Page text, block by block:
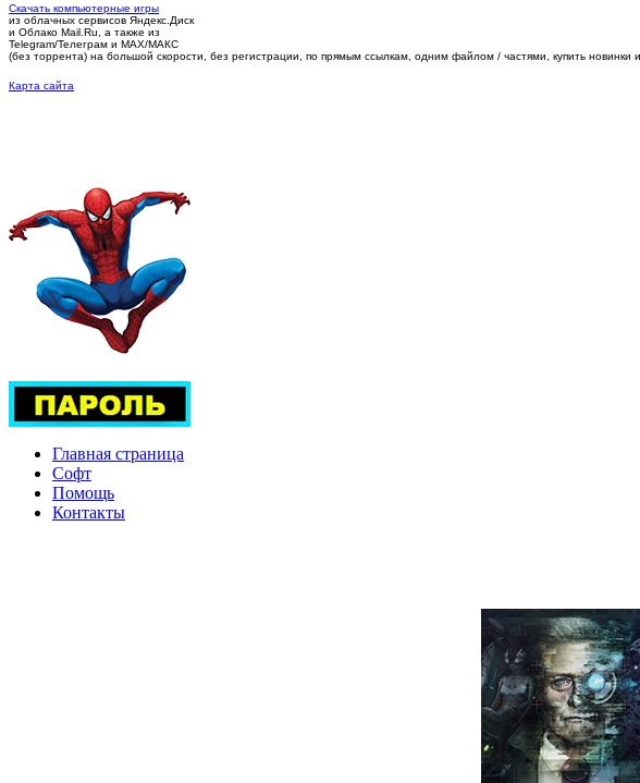
Скачать компьютерные игры
из облачных сервисов Яндекс.Диск
и Облако Mail.Ru, а также из
Telegram/Телеграм и MAX/МАКС
(без торрента) на большой скорости, без регистрации, по прямым ссылкам, одним файлом / частями, купить новинки
Карта сайта
Главная страница
Софт
Помощь
Контакты